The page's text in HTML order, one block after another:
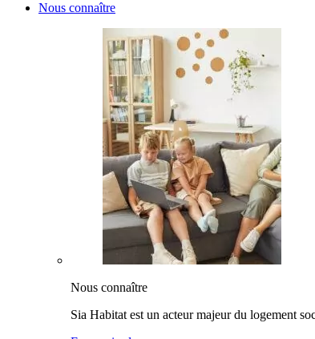
Nous connaître
Nous connaître
Sia Habitat est un acteur majeur du logement